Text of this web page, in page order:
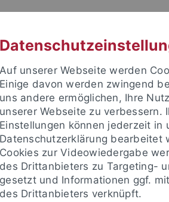
FORSCHUNG
Auf unserer Webseite werden
Einige davon werden zwingend
uns andere ermöglichen, Ihre
unserer Webseite zu verbessern.
Einstellungen können jederzeit in
Datenschutzerklärung bearbeitet
Cookies zur Videowiedergabe
des Drittanbieters zu Targeting-
gesetzt und Informationen ggf.
des Drittanbieters verknüpft.